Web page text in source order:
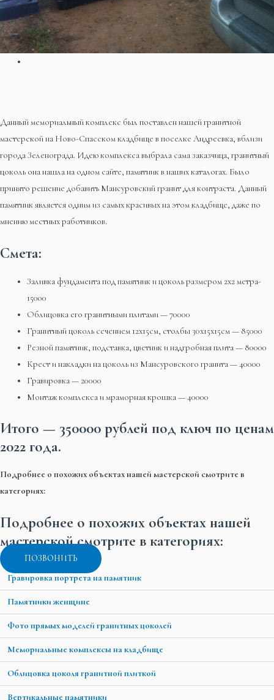
Данный мемориальный комплекс был поставлен нашей гранитной
мастерской на Ново-Спасском кладбище в поселке Андреевка, вблизи
города Зеленограда. Идею комплекса выбрала сама заказчица, гранитный
цоколь она нашла на одном сайте, памятник в наших каталогах. Было
принято решение добавить Мансуровский гранит для контраста. Данный
памятник является одним из самых красивых на этом кладбище, даже по
мнению местных работников.
Смета:
Заливка фундамента под памятник и цоколь размером 2х2 метра-
15000
Облицовка его гранитными плитами — 70000
Гранитный цоколь сечением 12х15см, столбы 30х15х15см — 85000
Резной памятник, подставка, цветник и надгробная плита — 80000
Крест и накладки на цоколь из Мансуровского гранита — 40000
Гравировка — 20000
Монтаж комплекса и мраморная крошка — 40000
Итого — 350000 рублей под ключ по ценам
2022 года.
Подробнее о похожих объектах нашей мастерской смотрите в
категориях:
Подробнее о похожих объектах нашей
мастерской смотрите в категориях:
ПОЗВОНИТЬ
Гравировка портрета на памятник
Памятники женщине
Фото прямых моделей гранитных цоколей
Мемориальные комплексы на кладбище
Облицовка цоколя гранитной плиткой
Вертикальные памятники